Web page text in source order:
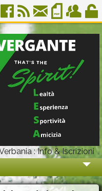
: Info & Iscrizioni